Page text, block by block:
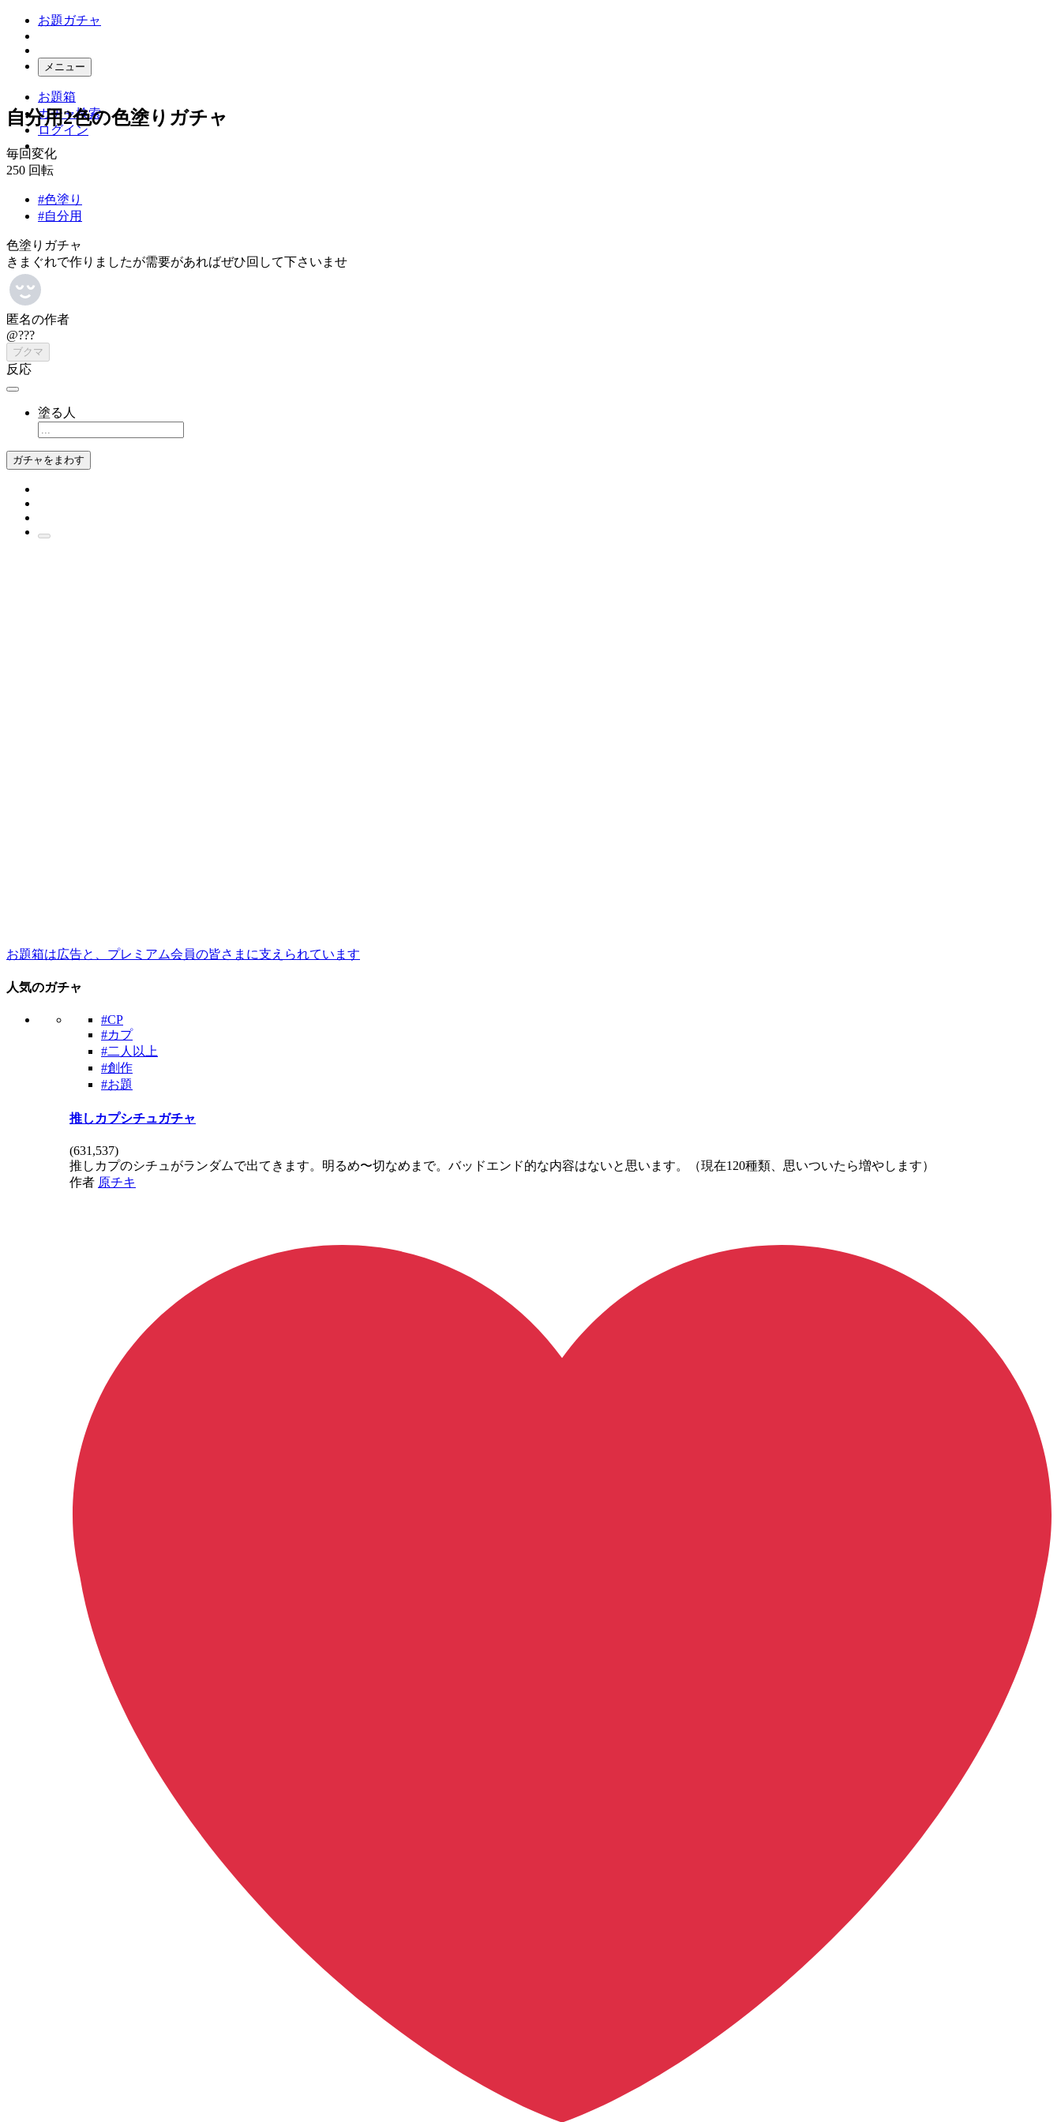
お題ガチャ
メニュー
お題箱
ガチャ検索
ログイン
自分用2色の色塗りガチャ
毎回変化
250 回転
#色塗り
#自分用
色塗りガチャ
きまぐれで作りましたが需要があればぜひ回して下さいませ
匿名の作者
@???
ブクマ
反応
塗る人
ガチャをまわす
お題箱は広告と、プレミアム会員の皆さまに支えられています
人気のガチャ
#CP
#カプ
#二人以上
#創作
#お題
推しカプシチュガチャ
(631,537)
推しカプのシチュがランダムで出てきます。明るめ〜切なめまで。バッドエンド的な内容はないと思います。（現在120種類、思いついたら増やします）
作者 原チキ